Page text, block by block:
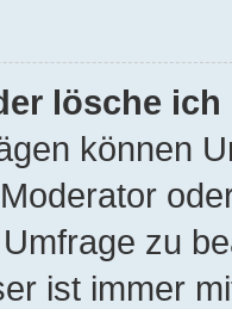
lösche
können
zu
ist immer